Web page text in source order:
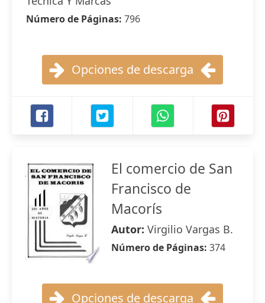
Número de Páginas: 796
Opciones de descarga
El comercio de San
Francisco de
Macorís
Autor: Virgilio Vargas B.
Número de Páginas: 374
Opciones de descarga